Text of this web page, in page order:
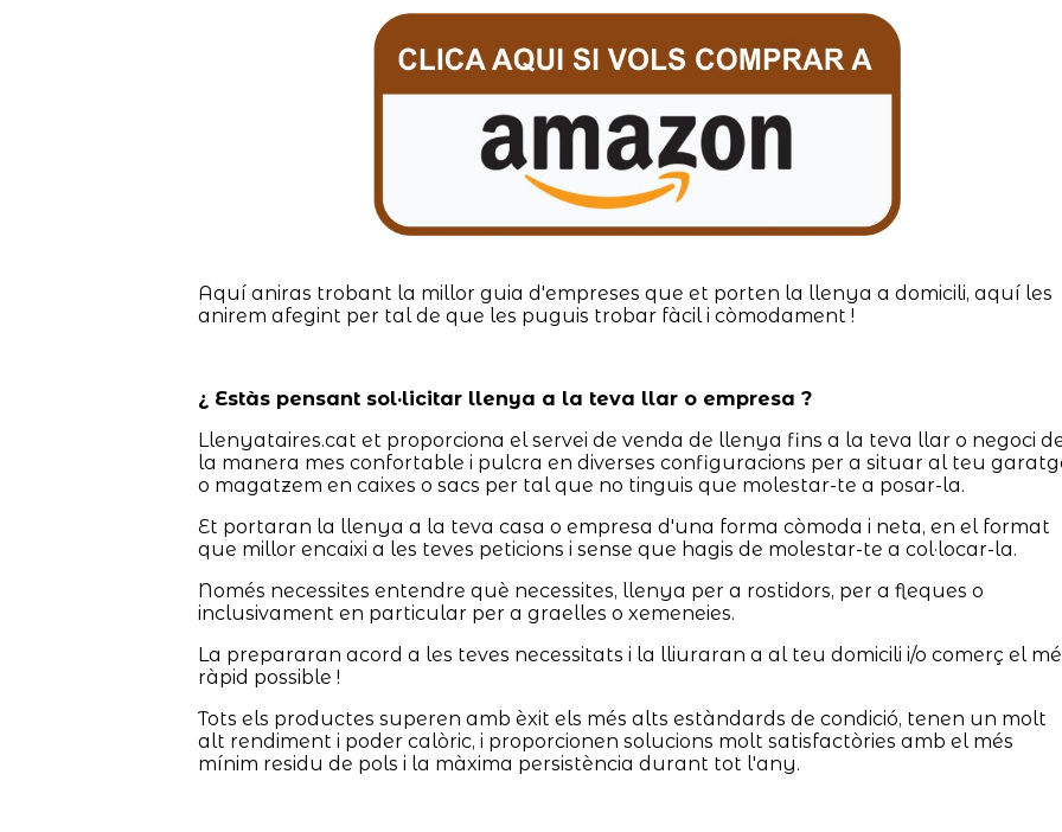
Aquí aniras trobant la millor guia d'empreses que et porten la llenya a domicili, aquí les
anirem afegint per tal de que les puguis trobar fàcil i còmodament !
¿ Estàs pensant sol·licitar llenya a la teva llar o empresa ?
Llenyataires.cat et proporciona el servei de venda de llenya fins a la teva llar o negoci
la manera mes confortable i pulcra en diverses configuracions per a situar al teu
o magatzem en caixes o sacs per tal que no tinguis que molestar-te a posar-la.
Et portaran la llenya a la teva casa o empresa d'una forma còmoda i neta, en el format
que millor encaixi a les teves peticions i sense que hagis de molestar-te a col·locar-la.
Només necessites entendre què necessites, llenya per a rostidors, per a fleques o
inclusivament en particular per a graelles o xemeneies.
La prepararan acord a les teves necessitats i la lliuraran a al teu domicili i/o comerç el
ràpid possible !
Tots els productes superen amb èxit els més alts estàndards de condició, tenen un molt
alt rendiment i poder calòric, i proporcionen solucions molt satisfactòries amb el més
mínim residu de pols i la màxima persistència durant tot l'any.